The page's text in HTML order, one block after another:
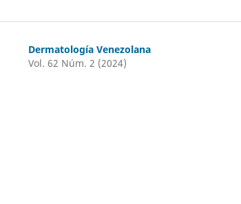
Dermatología Venezolana
Vol. 62 Núm. 2 (2024)